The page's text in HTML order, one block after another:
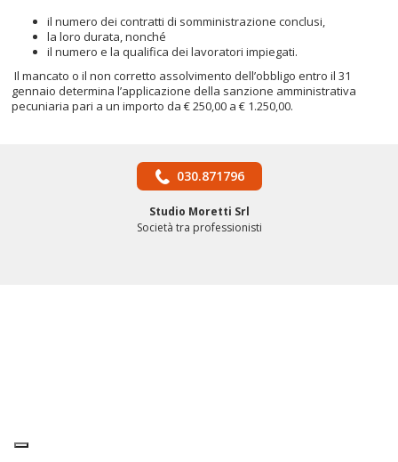
il numero dei contratti di somministrazione conclusi,
la loro durata, nonché
il numero e la qualifica dei lavoratori impiegati.
Il mancato o il non corretto assolvimento dell’obbligo entro il 31
gennaio determina l’applicazione della sanzione amministrativa
pecuniaria pari a un importo da € 250,00 a € 1.250,00.
030.871796
Studio Moretti Srl
Società tra professionisti